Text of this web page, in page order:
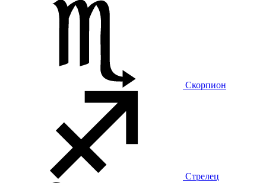
Скорпион
Стрелец